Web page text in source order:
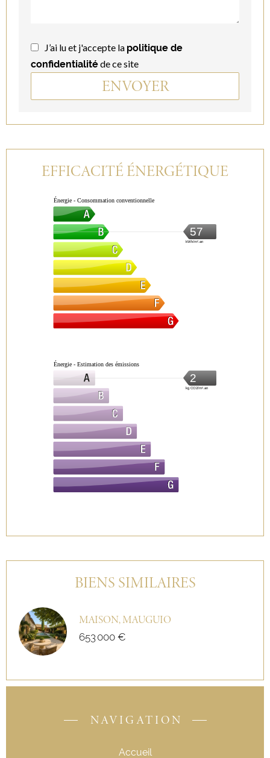
J’ai lu et j'accepte la politique de
confidentialitéde ce site
ENVOYER
EFFICACITÉ ÉNERGÉTIQUE
Énergie - Consommation conventionnelle
57
kWh/m².an
Énergie - Estimation des émissions
2
kg CO2/m².an
BIENS SIMILAIRES
MAISON, MAUGUIO
653 000 €
NAVIGATION
Accueil